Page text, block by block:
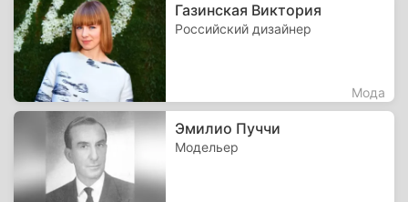
Газинская Виктория
Российский дизайнер
Мода
Эмилио Пуччи
Модельер